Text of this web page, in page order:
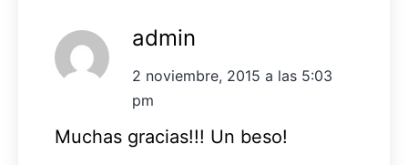
admin
2 noviembre, 2015 a las 5:03
pm
Muchas gracias!!! Un beso!